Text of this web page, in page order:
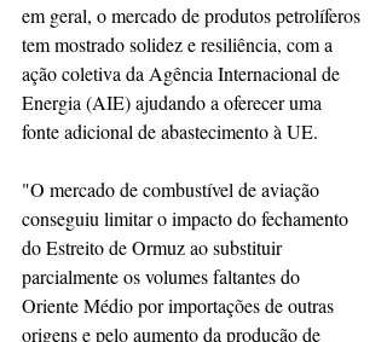
em geral, o mercado de produtos petrolíferos
tem mostrado solidez e resiliência, com a
ação coletiva da Agência Internacional de
Energia (AIE) ajudando a oferecer uma
fonte adicional de abastecimento à UE.
"O mercado de combustível de aviação
conseguiu limitar o impacto do fechamento
do Estreito de Ormuz ao substituir
parcialmente os volumes faltantes do
Oriente Médio por importações de outras
origens e pelo aumento da produção de